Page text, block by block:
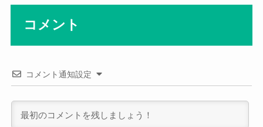
コメント
コメント通知設定